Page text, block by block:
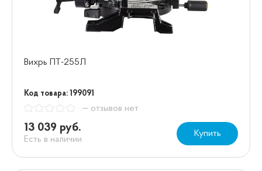
Вихрь ПТ-255Л
Код товара: 199091
— отзывов нет
13 039 руб.
Есть в наличии
Купить